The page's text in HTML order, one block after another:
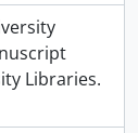
Libraries.